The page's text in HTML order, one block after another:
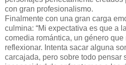
con gran profesionalismo.
Finalmente con una gran carga
culmina: “Mi expectativa es que a
comedia romántica, un género
reflexionar. Intenta sacar alguna
carcajada, pero sobre todo pensar